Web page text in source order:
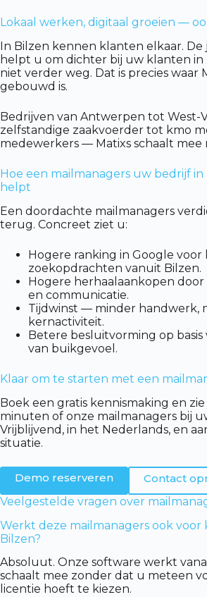
Lokaal werken, digitaal groeien —
In Bilzen kennen klanten elkaar.
helpt u om dichter bij uw klanten in
niet verder weg. Dat is precies waar
gebouwd is.
Bedrijven van Antwerpen tot West-
zelfstandige zaakvoerder tot kmo
medewerkers — Matixs schaalt mee
Hoe een mailmanagers uw bedrijf
helpt
Een doordachte mailmanagers
terug. Concreet ziet u:
Hogere ranking in Google voor
zoekopdrachten vanuit Bilzen.
Hogere herhaalaankopen
en communicatie.
Tijdwinst — minder handwerk,
kernactiviteit.
Betere besluitvorming op basis
van buikgevoel.
Klaar om te starten met een
Boek een gratis kennismaking en
minuten of onze mailmanagers bij
Vrijblijvend, in het Nederlands, en
situatie.
Demo reserveren
Contact
Veelgestelde vragen over
Werkt deze mailmanagers ook voor
Bilzen?
Absoluut. Onze software werkt
schaalt mee zonder dat u meteen
licentie hoeft te kiezen.